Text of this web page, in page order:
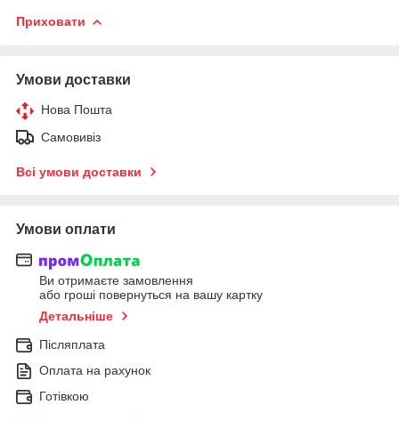
Приховати
Умови доставки
Нова Пошта
Самовивіз
Всі умови доставки
Умови оплати
Ви отримаєте замовлення
або гроші повернуться на вашу картку
Детальніше
Післяплата
Оплата на рахунок
Готівкою